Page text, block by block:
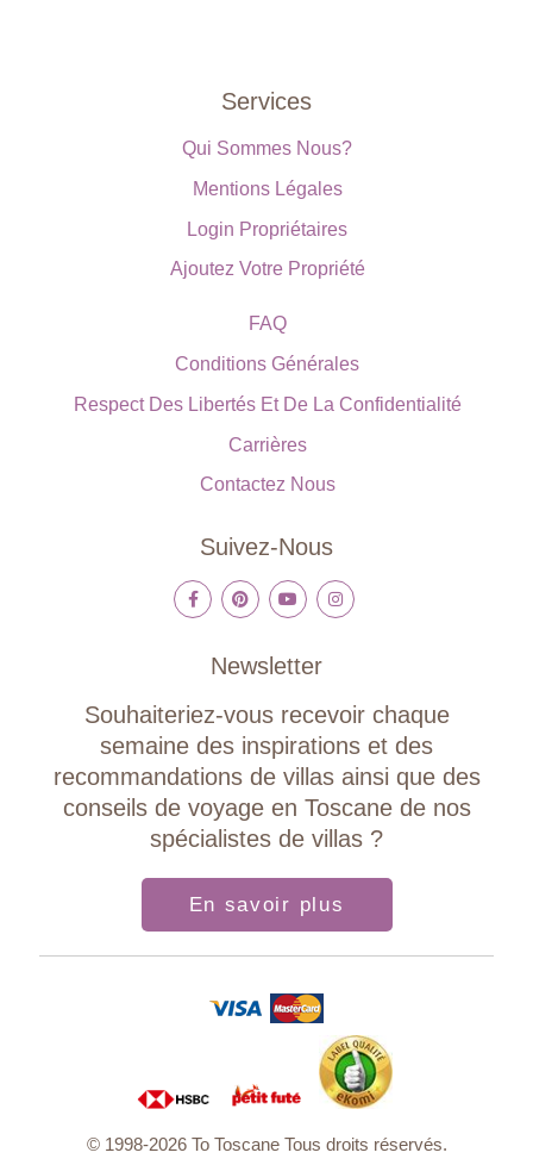
Services
Qui Sommes Nous?
Mentions Légales
Login Propriétaires
Ajoutez Votre Propriété
FAQ
Conditions Générales
Respect Des Libertés Et De La Confidentialité
Carrières
Contactez Nous
Suivez-Nous
Newsletter
Souhaiteriez-vous recevoir chaque
semaine des inspirations et des
recommandations de villas ainsi que des
conseils de voyage en Toscane de nos
spécialistes de villas ?
En savoir plus
© 1998-2026 To Toscane Tous droits réservés.